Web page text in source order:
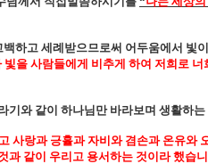
하고 세례받으므로써 어두움에서 빛
빛을 사람들에게 비추게 하여 저희로
기와 같이 하나님만 바라보며 생활하
사랑과 긍휼과 자비와 겸손과 온유와
과 같이 우리고 용서하는 것이라 했습